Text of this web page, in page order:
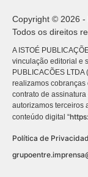
Copyright © 2026 -
Todos os direitos
A ISTOÉ
vinculação editorial e
PUBLICACÕES
realizamos cobranças
contrato de
autorizamos terceiros
conteúdo digital “
Política de